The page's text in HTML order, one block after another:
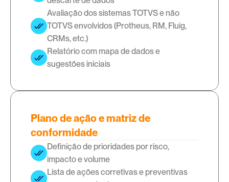
Avaliação dos sistemas TOTVS e não
TOTVS envolvidos (Protheus, RM, Fluig,
CRMs, etc.)
Relatório com mapa de dados e
sugestões iniciais
Plano de ação e matriz de
conformidade
Definição de prioridades por risco,
impacto e volume
Lista de ações corretivas e preventivas